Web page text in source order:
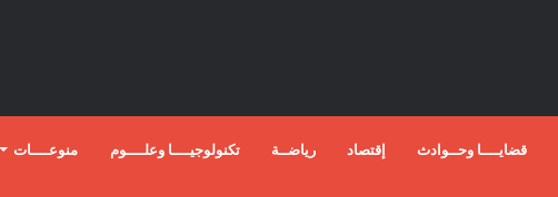
قضايــــا وحــوادث إقتصاد رياضــة تكنولوجيــــا وعلــــوم منوعــــات